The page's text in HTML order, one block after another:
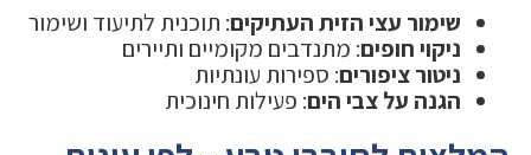
שימור עצי הזית העתיקים: תוכנית לתיעוד ושימור
ניקוי חופים: מתנדבים מקומיים ותיירים
ניטור ציפורים: ספירות עונתיות
הגנה על צבי הים: פעילות חינוכית